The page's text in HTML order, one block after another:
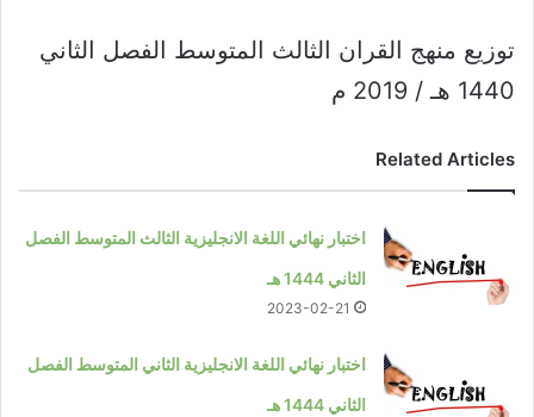
توزيع منهج القران الثالث المتوسط الفصل الثاني
1440 هـ / 2019 م
Related Articles
اختبار نهائي اللغة الانجليزية الثالث المتوسط الفصل
الثاني 1444 هـ
2023-02-21
اختبار نهائي اللغة الانجليزية الثاني المتوسط الفصل
الثاني 1444 هـ